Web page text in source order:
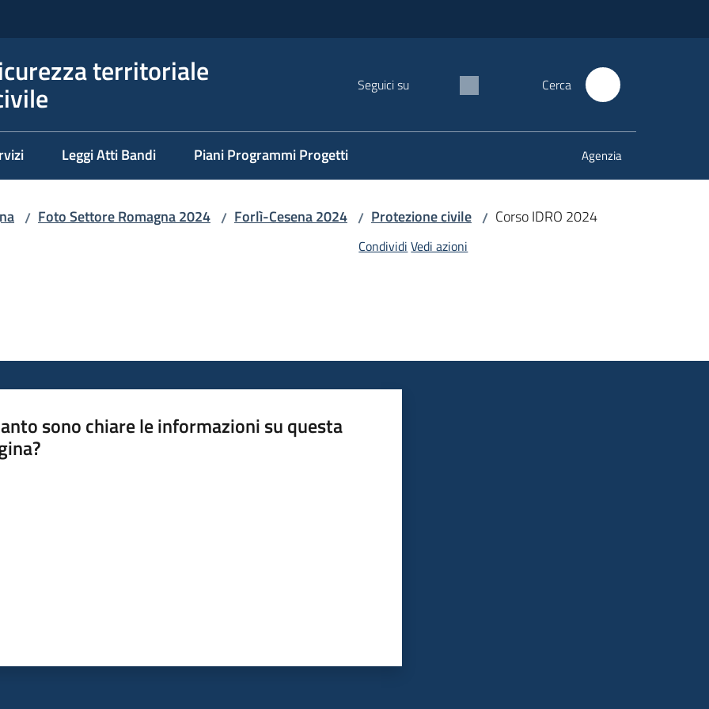
territoriale Seguici su Cerca
Leggi Atti Bandi Piani Programmi Progetti Agenzia
/ Foto Settore Romagna 2024 / Forlì-Cesena 2024 / Protezione civile / Corso IDRO 2024
Condividi Vedi azioni
sono chiare le informazioni su questa